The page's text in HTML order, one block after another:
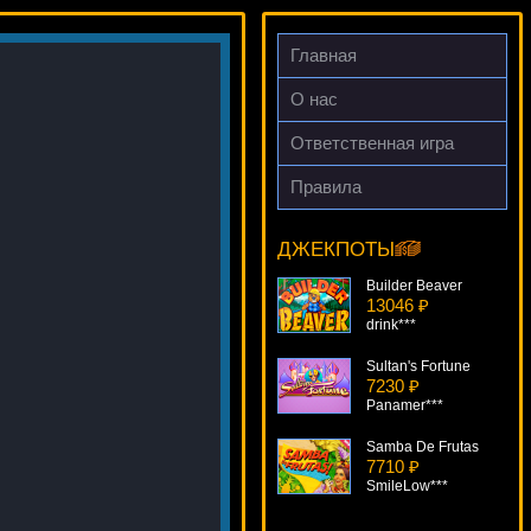
Главная
О нас
Ответственная игра
Правила
ДЖЕКПОТЫ
Fire Hawk
DenisVS***
Builder Beaver
13046 ₽
drink***
Sultan's Fortune
7230 ₽
Panamer***
Samba De Frutas
7710 ₽
SmileLow***